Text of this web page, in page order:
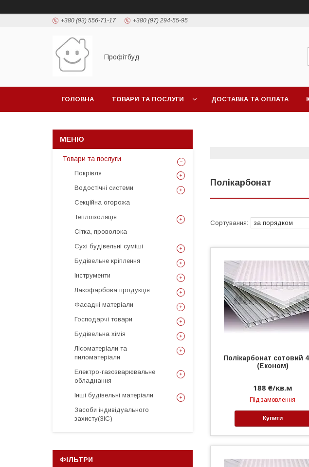
+380 (93) 556-71-17 +380 (97) 294-55-95
Профітбуд
ГОЛОВНА ТОВАРИ ТА ПОСЛУГИ ДОСТАВКА ТА ОПЛАТА
Полікарбонат
Полікарбонат сотовий
(Економ)
188 ₴/кв.м
Під замовлення
Купити
Товари та послуги
Покрівля
Водостічні системи
Секційна огорожа
Теплоізоляція
Сітка, проволока
Сухі будівельні суміші
Будівельне кріплення
Інструменти
Лакофарбова продукція
Фасадні матеріали
Господарчі товари
Будівельна хімія
Лісоматеріали та
пиломатеріали
Електро-газозварювальне
обладнання
Інші будівельні матеріали
Засоби індивідуального
захисту(ЗІС)
ФІЛЬТРИ